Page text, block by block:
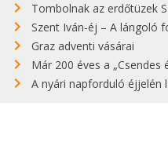
Tombolnak az erdőtüzek
Szent Iván-éj – A lángoló
Graz adventi vásárai
Már 200 éves a „Csendes
A nyári napforduló éjjelén